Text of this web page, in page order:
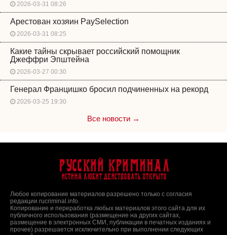
2026-03-31 08:26
Арестован хозяин PaySelection
2026-03-31 08:25
Какие тайны скрывает российский помощник
Джеффри Эпштейна
2026-03-27 00:30
Генерал Францишко бросил подчиненных на рекорд
2026-03-25 19:30
Все новости →
Русский Криминал
Истина любит действовать открыто
Любое копирование материалов разрешено только с согласия
редакции rucriminal.info.
Копирование и переработка любых материалов этого сайта для их
публичного использования (размещение на других сайтах,
размещение в электронных СМИ, публикации в печатных изданиях и
прочее) разрешается исключительно при выполнении следующих